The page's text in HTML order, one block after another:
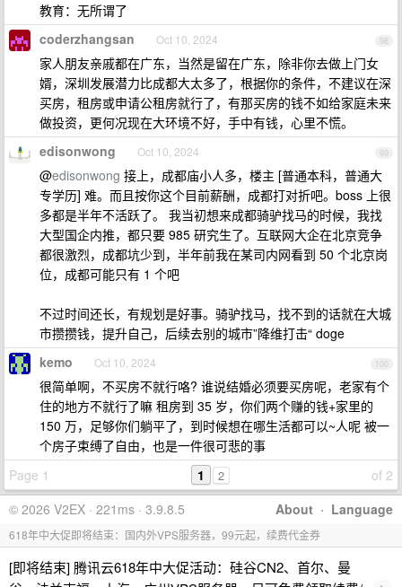
教育：无所谓了
98
coderzhangsan Oct 10, 2024
家人朋友亲戚都在广东，当然是留在广东，除非你去做上门女
婿，深圳发展潜力比成都大太多了，根据你的条件，不建议在深
买房，租房或申请公租房就行了，有那买房的钱不如给家庭未来
做投资，更何况现在大环境不好，手中有钱，心里不慌。
99
edisonwong Oct 10, 2024
@edisonwong 接上，成都庙小人多，楼主 [普通本科，普通大
专学历] 难。而且按你这个目前薪酬，成都打对折吧。boss 上很
多都是半年不活跃了。 我当初想来成都骑驴找马的时候，我找
大型国企内推，都只要 985 研究生了。互联网大企在北京竞争
都很激烈，成都坑少到，半年前我在某司内网看到 50 个北京岗
位，成都可能只有 1 个吧
不过时间还长，有规划是好事。骑驴找马，找不到的话就在大城
市攒攒钱，提升自己，后续去别的城市”降维打击“ doge
100
kemo Oct 10, 2024
很简单啊，不买房不就行咯? 谁说结婚必须要买房呢，老家有个
住的地方不就行了嘛 租房到 35 岁，你们两个赚的钱+家里的
150 万，足够你们躺平了，到时候想在哪生活都可以~人呢 被一
个房子束缚了自由，也是一件很可悲的事
Page 1
of 2
1 2
About · Language
© 2026 V2EX · 221ms · 3.9.8.5
618年中大促即将结束：国内外VPS服务器，99元起，续费代金券
[即将结束] 腾讯云618年中大促活动：硅谷CN2、首尔、曼